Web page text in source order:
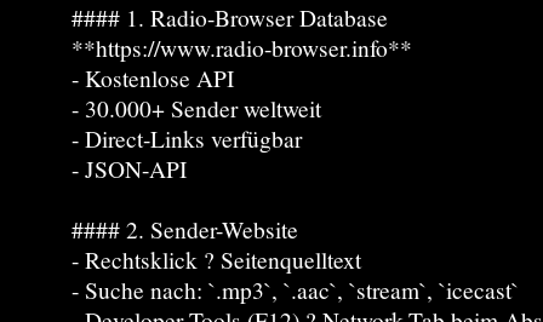
#### 1. Radio-Browser Database
**https://www.radio-browser.info**
- Kostenlose API
- 30.000+ Sender weltweit
- Direct-Links verfügbar
- JSON-API
#### 2. Sender-Website
- Rechtsklick ? Seitenquelltext
- Suche nach: `.mp3`, `.aac`, `stream`, `icecast`